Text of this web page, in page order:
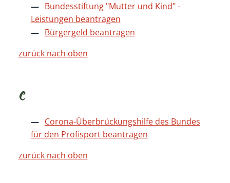
Bundesstiftung "Mutter und Kind" -
Leistungen beantragen
Bürgergeld beantragen
zurück nach oben
C
Corona-Überbrückungshilfe des Bundes
für den Profisport beantragen
zurück nach oben